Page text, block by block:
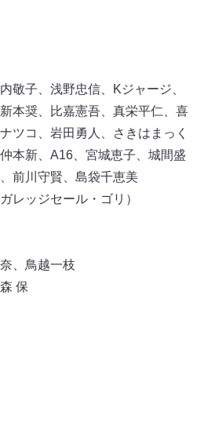
敬子、浅野忠信、Kジャージ、
本奨、比嘉憲吾、真栄平仁、喜
ツコ、岩田勇人、さきはまっく
本新、A16、宮城恵子、城間盛
前川守賢、島袋千恵美
レッジセール・ゴリ）
奈、鳥越一枝
森 保